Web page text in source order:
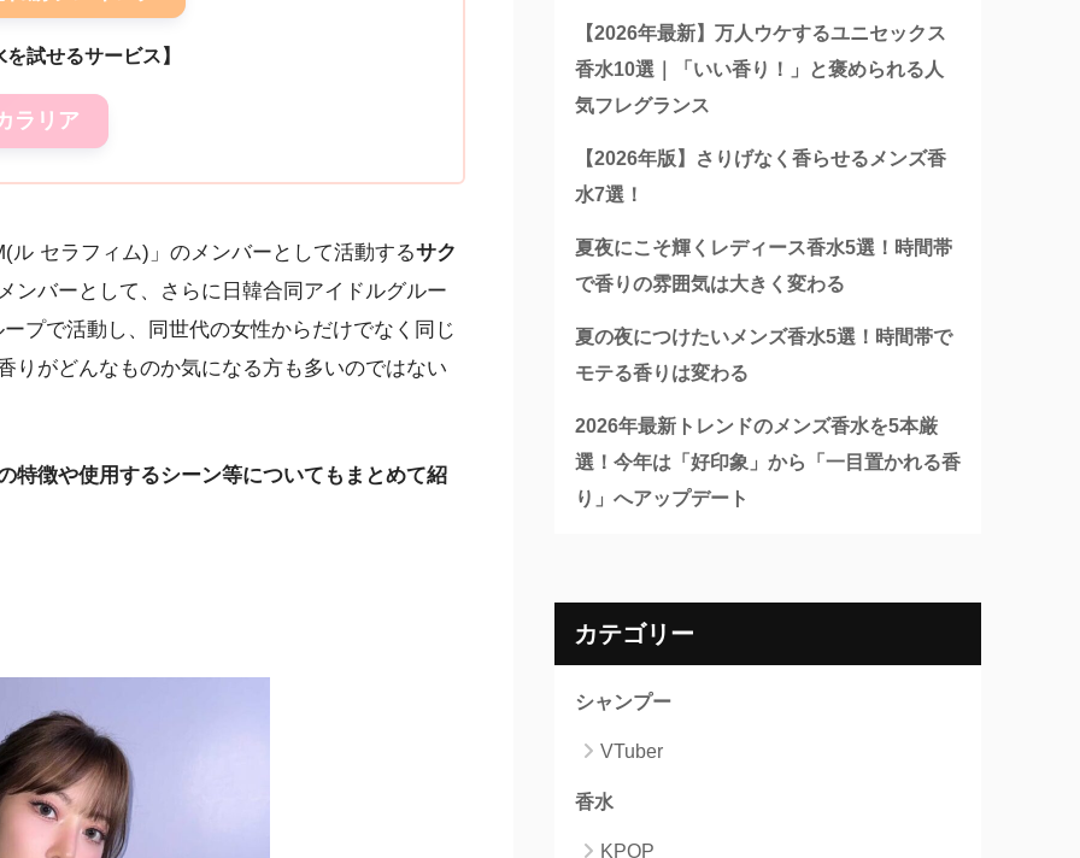
試せるサービス】
ラリア
ル セラフィム)」のメンバーとして活動するサク
ンバーとして、さらに日韓合同アイドルグルー
プで活動し、同世代の女性からだけでなく同じ
りがどんなものか気になる方も多いのではない
特徴や使用するシーン等についてもまとめて紹
【2026年最新】万人ウケするユニセックス
香水10選｜「いい香り！」と褒められる人
気フレグランス
【2026年版】さりげなく香らせるメンズ香
水7選！
夏夜にこそ輝くレディース香水5選！時間帯
で香りの雰囲気は大きく変わる
夏の夜につけたいメンズ香水5選！時間帯で
モテる香りは変わる
2026年最新トレンドのメンズ香水を5本厳
選！今年は「好印象」から「一目置かれる香
り」へアップデート
カテゴリー
シャンプー
VTuber
香水
KPOP